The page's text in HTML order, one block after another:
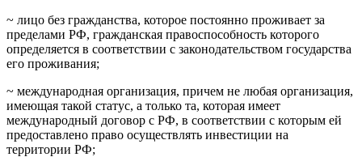
~ лицо без гражданства, которое постоянно проживает за
пределами РФ, гражданская правоспособность которого
определяется в соответствии с законодательством государства
его проживания;
~ международная организация, причем не любая организация,
имеющая такой статус, а только та, которая имеет
международный договор с РФ, в соответствии с которым ей
предоставлено право осуществлять инвестиции на
территории РФ;